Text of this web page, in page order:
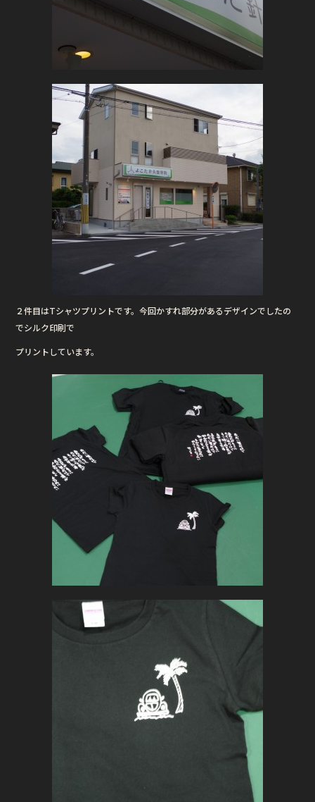
２件目はTシャツプリントです。今回かすれ部分があるデザインでしたの
でシルク印刷で
プリントしています。